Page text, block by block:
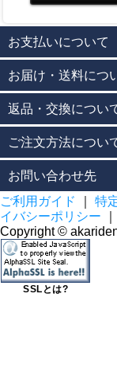
お支払いについて
お届け・送料につ
返品・交換につい
ご注文方法につい
お問い合わせ先
ご利用ガイド
特
イバシーポリシー
Copyright ©
SSLとは?